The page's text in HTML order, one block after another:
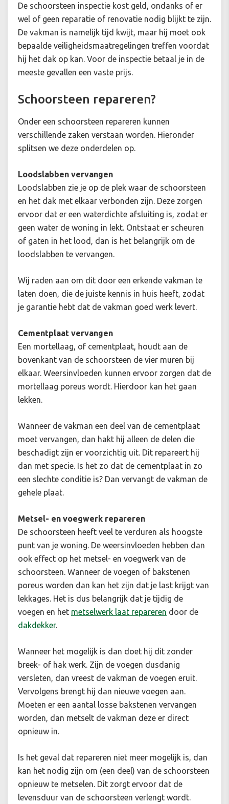
De schoorsteen inspectie kost geld, ondanks of er
wel of geen reparatie of renovatie nodig blijkt te zijn.
De vakman is namelijk tijd kwijt, maar hij moet ook
bepaalde veiligheidsmaatregelingen treffen voordat
hij het dak op kan. Voor de inspectie betaal je in de
meeste gevallen een vaste prijs.
Schoorsteen repareren?
Onder een schoorsteen repareren kunnen
verschillende zaken verstaan worden. Hieronder
splitsen we deze onderdelen op.
Loodslabben vervangen
Loodslabben zie je op de plek waar de schoorsteen
en het dak met elkaar verbonden zijn. Deze zorgen
ervoor dat er een waterdichte afsluiting is, zodat er
geen water de woning in lekt. Ontstaat er scheuren
of gaten in het lood, dan is het belangrijk om de
loodslabben te vervangen.
Wij raden aan om dit door een erkende vakman te
laten doen, die de juiste kennis in huis heeft, zodat
je garantie hebt dat de vakman goed werk levert.
Cementplaat vervangen
Een mortellaag, of cementplaat, houdt aan de
bovenkant van de schoorsteen de vier muren bij
elkaar. Weersinvloeden kunnen ervoor zorgen dat de
mortellaag poreus wordt. Hierdoor kan het gaan
lekken.
Wanneer de vakman een deel van de cementplaat
moet vervangen, dan hakt hij alleen de delen die
beschadigt zijn er voorzichtig uit. Dit repareert hij
dan met specie. Is het zo dat de cementplaat in zo
een slechte conditie is? Dan vervangt de vakman de
gehele plaat.
Metsel- en voegwerk repareren
De schoorsteen heeft veel te verduren als hoogste
punt van je woning. De weersinvloeden hebben dan
ook effect op het metsel- en voegwerk van de
schoorsteen. Wanneer de voegen of bakstenen
poreus worden dan kan het zijn dat je last krijgt van
lekkages. Het is dus belangrijk dat je tijdig de
voegen en het metselwerk laat repareren door de
dakdekker.
Wanneer het mogelijk is dan doet hij dit zonder
breek- of hak werk. Zijn de voegen dusdanig
versleten, dan vreest de vakman de voegen eruit.
Vervolgens brengt hij dan nieuwe voegen aan.
Moeten er een aantal losse bakstenen vervangen
worden, dan metselt de vakman deze er direct
opnieuw in.
Is het geval dat repareren niet meer mogelijk is, dan
kan het nodig zijn om (een deel) van de schoorsteen
opnieuw te metselen. Dit zorgt ervoor dat de
levensduur van de schoorsteen verlengt wordt.